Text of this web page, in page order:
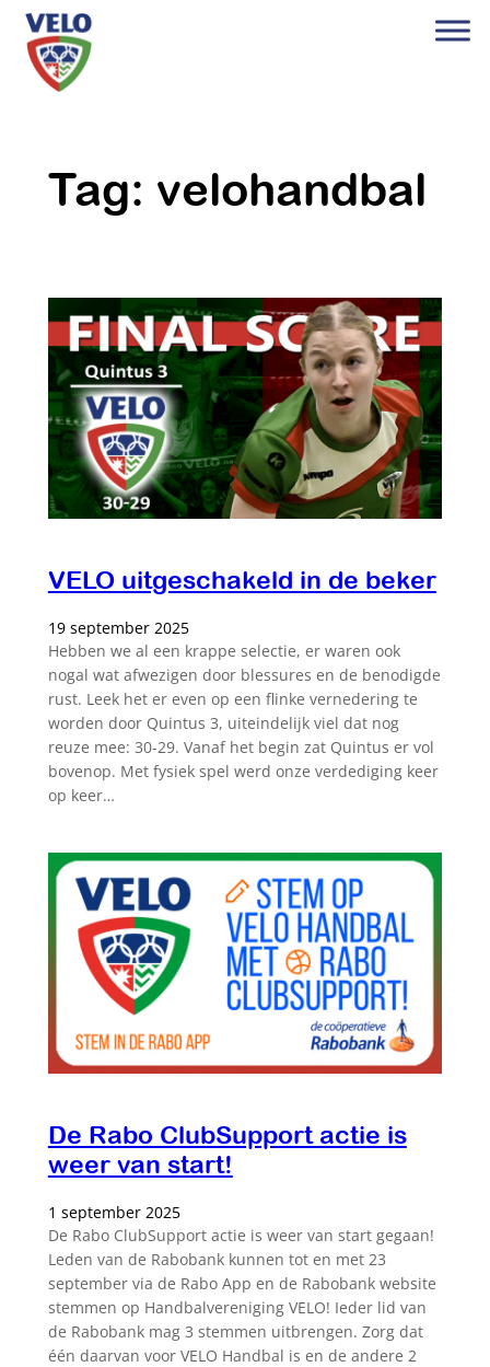
Ga
naar
inhoud
Tag: velohandbal
VELO uitgeschakeld in de beker
19 september 2025
Hebben we al een krappe selectie, er waren ook
nogal wat afwezigen door blessures en de benodigde
rust. Leek het er even op een flinke vernedering te
worden door Quintus 3, uiteindelijk viel dat nog
reuze mee: 30-29. Vanaf het begin zat Quintus er vol
bovenop. Met fysiek spel werd onze verdediging keer
op keer…
De Rabo ClubSupport actie is
weer van start!
1 september 2025
De Rabo ClubSupport actie is weer van start gegaan!
Leden van de Rabobank kunnen tot en met 23
september via de Rabo App en de Rabobank website
stemmen op Handbalvereniging VELO! Ieder lid van
de Rabobank mag 3 stemmen uitbrengen. Zorg dat
één daarvan voor VELO Handbal is en de andere 2